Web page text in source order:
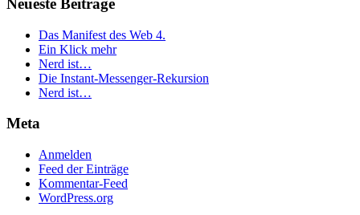
Neueste Beiträge
Das Manifest des Web 4.
Ein Klick mehr
Nerd ist…
Die Instant-Messenger-Rekursion
Nerd ist…
Meta
Anmelden
Feed der Einträge
Kommentar-Feed
WordPress.org